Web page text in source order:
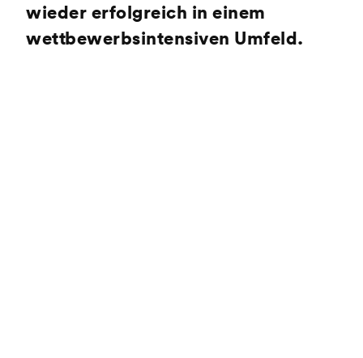
wieder erfolgreich in einem
wettbewerbsintensiven Umfeld.